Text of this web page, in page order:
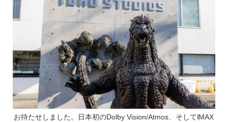
お待たせしました。日本初のDolby Vision/Atmos、そしてIMAX